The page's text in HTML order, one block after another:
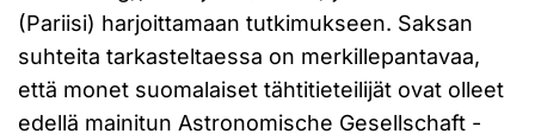
(Pariisi) harjoittamaan tutkimukseen. Saksan
suhteita tarkasteltaessa on merkillepantavaa,
että monet suomalaiset tähtitieteilijät ovat olleet
edellä mainitun Astronomische Gesellschaft -